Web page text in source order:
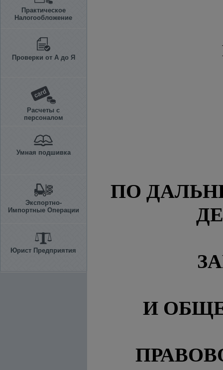
Практическое
Налогообложение
Проверки от А до Я
Расчеты с
персоналом
Умная подшивка
Экспортно-
Импортные Операции
Юрист Предприятия
ПО
И